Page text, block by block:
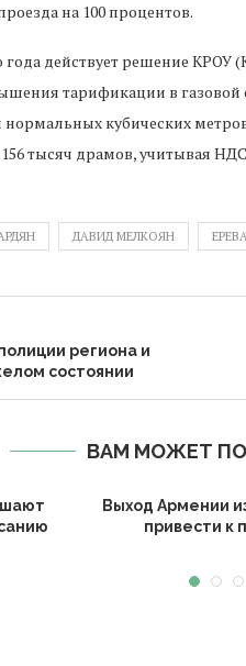
на 100 процентов.
года действует решение
тарификации в газовой
кубических
тысяч драмов, учитывая
ДАВИД МЕЛКОЯН
региона и
состоянии
ВАМ МОЖЕТ
Выход Армении
привести к